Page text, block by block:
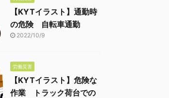
【KYTイラスト】通勤時
の危険 自転車通勤
2022/10/9
労働災害
【KYTイラスト】危険な
作業 トラック荷台での